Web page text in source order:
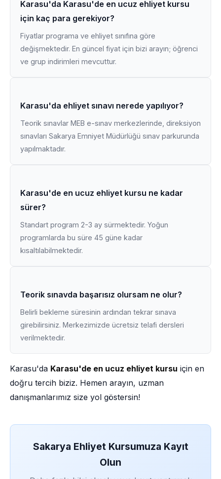
Karasu'da Karasu'de en ucuz ehliyet kursu
için kaç para gerekiyor?
Fiyatlar programa ve ehliyet sınıfına göre
değişmektedir. En güncel fiyat için bizi arayın; öğrenci
ve grup indirimleri mevcuttur.
Karasu'da ehliyet sınavı nerede yapılıyor?
Teorik sınavlar MEB e-sınav merkezlerinde, direksiyon
sınavları Sakarya Emniyet Müdürlüğü sınav parkurunda
yapılmaktadır.
Karasu'de en ucuz ehliyet kursu ne kadar
sürer?
Standart program 2-3 ay sürmektedir. Yoğun
programlarda bu süre 45 güne kadar
kısaltılabilmektedir.
Teorik sınavda başarısız olursam ne olur?
Belirli bekleme süresinin ardından tekrar sınava
girebilirsiniz. Merkezimizde ücretsiz telafi dersleri
verilmektedir.
Karasu'da Karasu'de en ucuz ehliyet kursu için en
doğru tercih biziz. Hemen arayın, uzman
danışmanlarımız size yol göstersin!
Sakarya Ehliyet Kursumuza Kayıt
Olun